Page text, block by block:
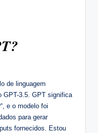
de linguagem
GPT-3.5. GPT significa
“, e o modelo foi
para gerar
fornecidos. Estou